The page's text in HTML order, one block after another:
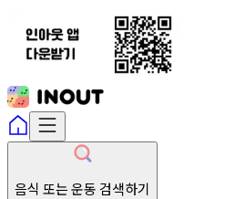
음식 또는 운동 검색하기